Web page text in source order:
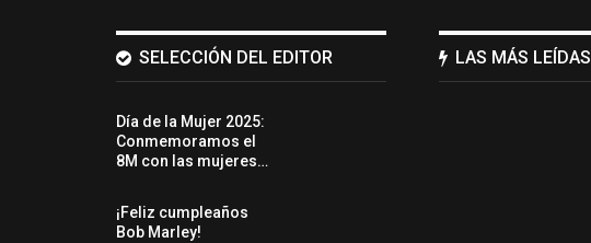
SELECCIÓN DEL EDITOR
Día de la Mujer 2025:
Conmemoramos el
8M con las mujeres…
¡Feliz cumpleaños
Bob Marley!
LAS MÁS LEÍDAS